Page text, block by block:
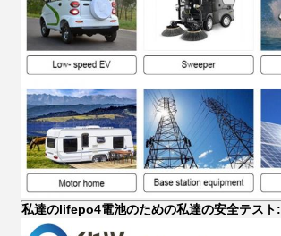
私達のlifepo4電池のための私達の安全テスト: